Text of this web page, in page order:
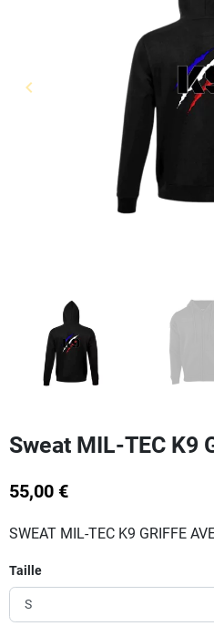
Précédent
keyboard_arrow_left
Sweat MIL-TEC K9
55,00 €
SWEAT MIL-TEC K9 GRIFFE
Taille